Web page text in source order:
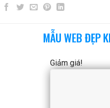
MẪU WEB ĐẸP
Giảm giá!